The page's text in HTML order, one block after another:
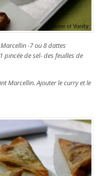
-7 ou 8 dattes
pincée de sel- des feuilles de
Marcellin. Ajouter le curry et le